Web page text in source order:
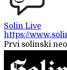
Solin Live
https://
Prvi solinski